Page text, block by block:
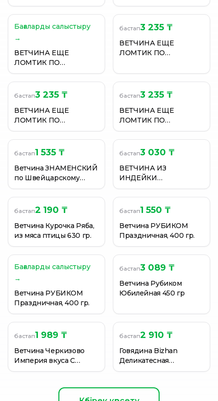
ИТАЛЬЯНСКОМУ
РЕЦЕПТУ 500ГР В/У
Бағаларды салыстыру
→
ВЕТЧИНА ЕЩЕ
ЛОМТИК ПО
ИТАЛЬЯНСКОМУ
РЕЦЕПТУ 500ГР В/У
бастап3 235 ₸
ВЕТЧИНА ЕЩЕ
ЛОМТИК ПО
РЕЦЕПТУ 500ГР В/У
бастап3 235 ₸
ВЕТЧИНА ЕЩЕ
ЛОМТИК ПО
ИТАЛЬЯНСКОМУ
РЕЦЕПТУ 500ГР В/У
бастап3 235 ₸
ВЕТЧИНА ЕЩЕ
ЛОМТИК ПО
ИТАЛЬЯНСКОМУ
РЕЦЕПТУ 500ГР В/У
бастап1 535 ₸
Ветчина ЗНАМЕНСКИЙ
по Швейцарскому
рецепту вак/пак 300г
бастап3 030 ₸
ВЕТЧИНА ИЗ
ИНДЕЙКИ
ПЕРВОМАЙСКИЕ
ДЕЛИКАТЕСЫ
ВАРЕНАЯ 540ГР
бастап2 190 ₸
Ветчина Курочка Ряба,
из мяса птицы 630 гр.
бастап1 550 ₸
Ветчина РУБИКОМ
Праздничная, 400 гр.
Бағаларды салыстыру
→
Ветчина РУБИКОМ
Праздничная, 400 гр.
бастап3 089 ₸
Ветчина Рубиком
Юбилейная 450 гр
бастап1 989 ₸
Ветчина Черкизово
Империя вкуса С
индейкой 400г
бастап2 910 ₸
Говядина Bizhan
Деликатесная
Копч.Вар. 200 Г В/Упак.